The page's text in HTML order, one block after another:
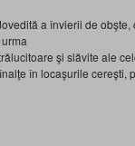
a învierii de
şi slăvite ale
în locaşurile cereşti,